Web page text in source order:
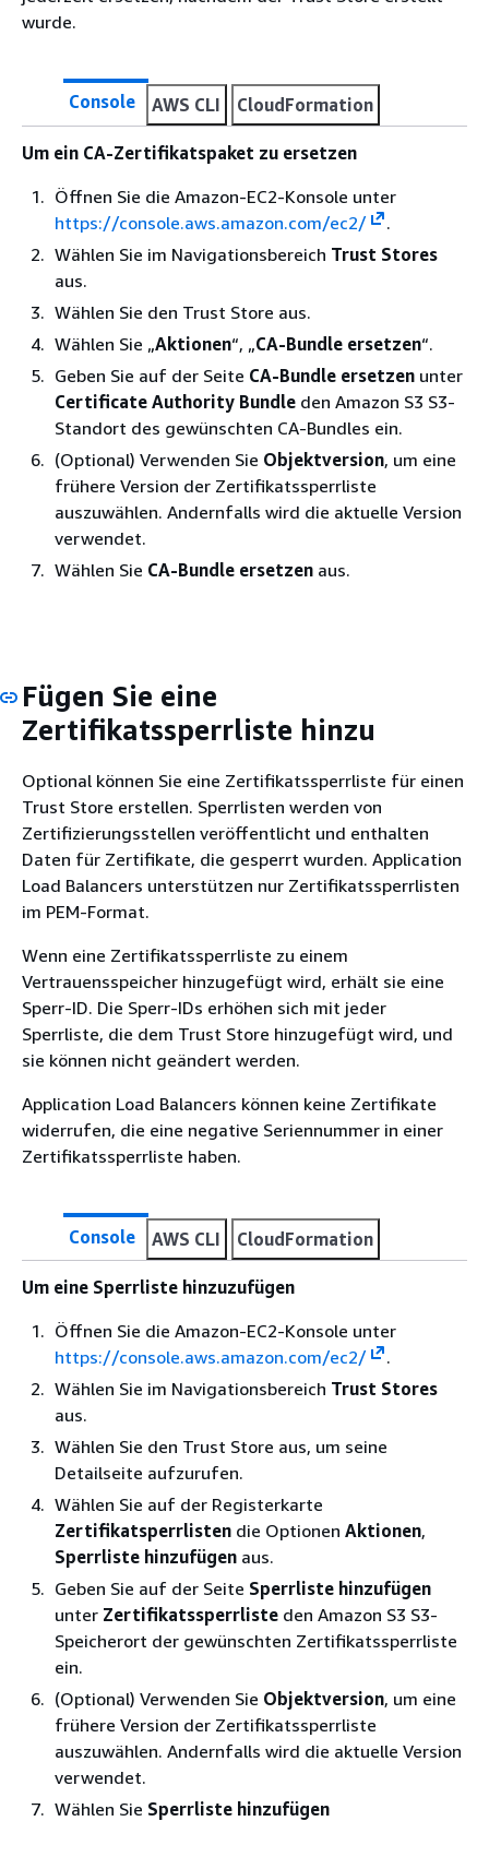
wurde.
Console AWS CLI CloudFormation
Um ein CA-Zertifikatspaket zu ersetzen
Öffnen Sie die Amazon-EC2-Konsole unter
https://console.aws.amazon.com/ec2/
.
Wählen Sie im Navigationsbereich Trust Stores
aus.
Wählen Sie den Trust Store aus.
Wählen Sie „Aktionen“, „CA-Bundle ersetzen“.
Geben Sie auf der Seite CA-Bundle ersetzen unter
Certificate Authority Bundle den Amazon S3 S3-
Standort des gewünschten CA-Bundles ein.
(Optional) Verwenden Sie Objektversion, um eine
frühere Version der Zertifikatssperrliste
auszuwählen. Andernfalls wird die aktuelle Version
verwendet.
Wählen Sie CA-Bundle ersetzen aus.
Fügen Sie eine
Zertifikatssperrliste hinzu
Optional können Sie eine Zertifikatssperrliste für einen
Trust Store erstellen. Sperrlisten werden von
Zertifizierungsstellen veröffentlicht und enthalten
Daten für Zertifikate, die gesperrt wurden. Application
Load Balancers unterstützen nur Zertifikatssperrlisten
im PEM-Format.
Wenn eine Zertifikatssperrliste zu einem
Vertrauensspeicher hinzugefügt wird, erhält sie eine
Sperr-ID. Die Sperr-IDs erhöhen sich mit jeder
Sperrliste, die dem Trust Store hinzugefügt wird, und
sie können nicht geändert werden.
Application Load Balancers können keine Zertifikate
widerrufen, die eine negative Seriennummer in einer
Zertifikatssperrliste haben.
Console AWS CLI CloudFormation
Um eine Sperrliste hinzuzufügen
Öffnen Sie die Amazon-EC2-Konsole unter
https://console.aws.amazon.com/ec2/
.
Wählen Sie im Navigationsbereich Trust Stores
aus.
Wählen Sie den Trust Store aus, um seine
Detailseite aufzurufen.
Wählen Sie auf der Registerkarte
Zertifikatsperrlisten die Optionen Aktionen,
Sperrliste hinzufügen aus.
Geben Sie auf der Seite Sperrliste hinzufügen
unter Zertifikatssperrliste den Amazon S3 S3-
Speicherort der gewünschten Zertifikatssperrliste
ein.
(Optional) Verwenden Sie Objektversion, um eine
frühere Version der Zertifikatssperrliste
auszuwählen. Andernfalls wird die aktuelle Version
verwendet.
Wählen Sie Sperrliste hinzufügen